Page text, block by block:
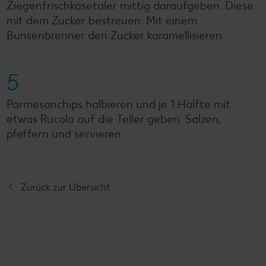
Ziegenfrischkäsetaler mittig daraufgeben. Diese
mit dem Zucker bestreuen. Mit einem
Bunsenbrenner den Zucker karamellisieren.
5
Parmesanchips halbieren und je 1 Hälfte mit
etwas Rucola auf die Teller geben. Salzen,
pfeffern und servieren.
Zurück zur Übersicht